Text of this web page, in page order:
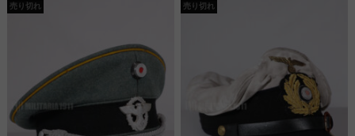
売り切れ 売り切れ